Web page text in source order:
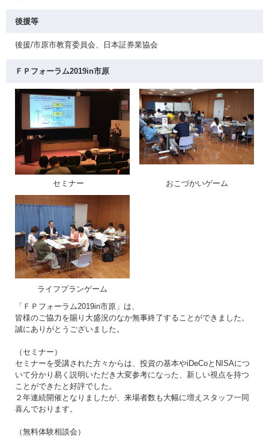
後援等
後援/市原市教育委員会、日本証券業協会
ＦＰフォーラム2019in市原
セミナー おこづかいゲーム
ライフプランゲーム
「ＦＰフォーラム2019in市原」は、
皆様のご協力を賜り大盛況のなか無事終了することができました。
誠にありがとうございました。
（セミナー）
セミナーを受講された方々からは、投資の基本やiDeCoとNISAにつ
いて分かり易く説明いただき大変参考になった、新しい視点を持つ
ことができたと好評でした。
２年連続開催となりましたが、来場者数も大幅に増えスタッフ一同
喜んでおります。
（無料体験相談会）